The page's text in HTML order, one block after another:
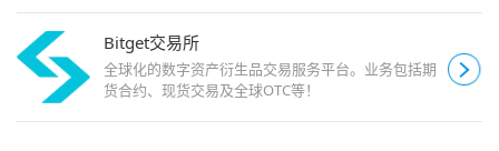
Bitget交易所
全球化的数字资产衍生品交易服务平台。业务包括期
货合约、现货交易及全球OTC等！